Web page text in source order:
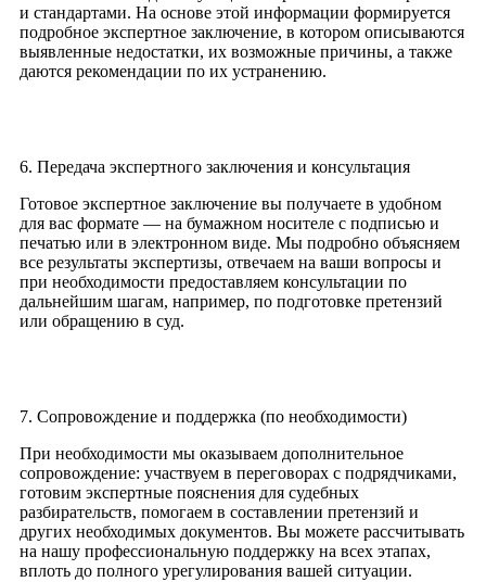
и стандартами. На основе этой информации формируется
подробное экспертное заключение, в котором описываются
выявленные недостатки, их возможные причины, а также
даются рекомендации по их устранению.
6. Передача экспертного заключения и консультация
Готовое экспертное заключение вы получаете в удобном
для вас формате — на бумажном носителе с подписью и
печатью или в электронном виде. Мы подробно объясняем
все результаты экспертизы, отвечаем на ваши вопросы и
при необходимости предоставляем консультации по
дальнейшим шагам, например, по подготовке претензий
или обращению в суд.
7. Сопровождение и поддержка (по необходимости)
При необходимости мы оказываем дополнительное
сопровождение: участвуем в переговорах с подрядчиками,
готовим экспертные пояснения для судебных
разбирательств, помогаем в составлении претензий и
других необходимых документов. Вы можете рассчитывать
на нашу профессиональную поддержку на всех этапах,
вплоть до полного урегулирования вашей ситуации.